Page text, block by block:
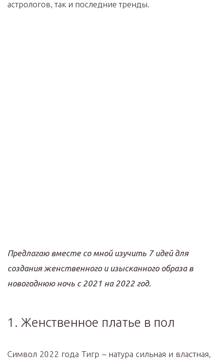
астрологов, так и последние тренды.
Предлагаю вместе со мной изучить 7 идей для
создания женственного и изысканного образа в
новогоднюю ночь с 2021 на 2022 год.
1. Женственное платье в пол
Символ 2022 года Тигр – натура сильная и властная,